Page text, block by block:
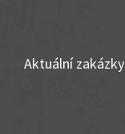
Aktuální zakázky